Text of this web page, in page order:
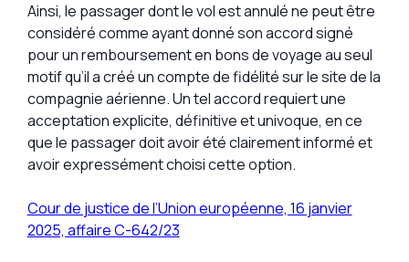
Ainsi, le passager dont le vol est annulé ne peut être
considéré comme ayant donné son accord signé
pour un remboursement en bons de voyage au seul
motif qu’il a créé un compte de fidélité sur le site de la
compagnie aérienne. Un tel accord requiert une
acceptation explicite, définitive et univoque, en ce
que le passager doit avoir été clairement informé et
avoir expressément choisi cette option.
Cour de justice de l’Union européenne, 16 janvier
2025, affaire C-642/23